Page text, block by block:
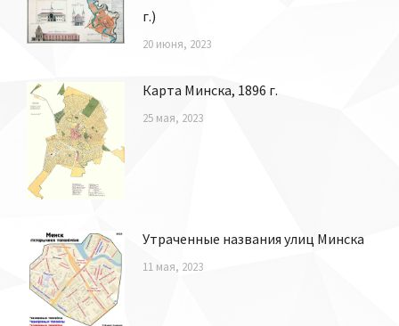
г.)
20 июня, 2023
Карта Минска, 1896 г.
25 мая, 2023
Утраченные названия улиц Минска
11 мая, 2023